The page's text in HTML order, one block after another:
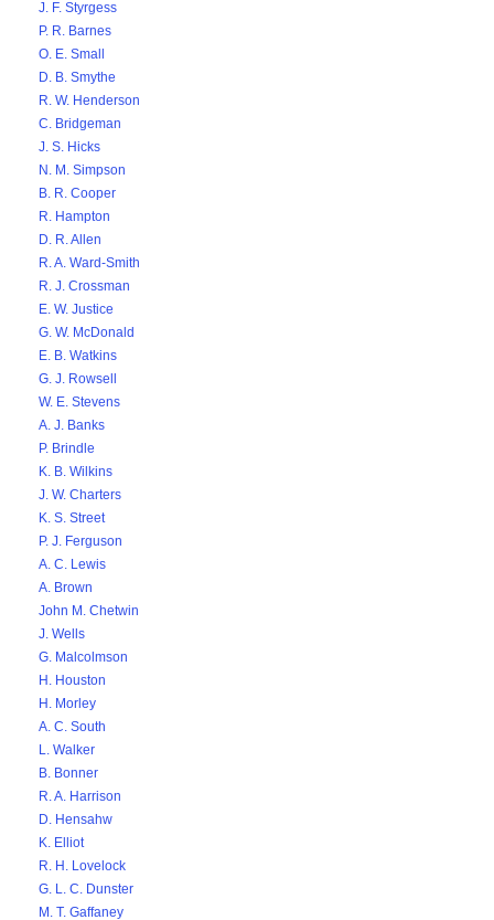
J. F. Styrgess
P. R. Barnes
O. E. Small
D. B. Smythe
R. W. Henderson
C. Bridgeman
J. S. Hicks
N. M. Simpson
B. R. Cooper
R. Hampton
D. R. Allen
R. A. Ward-Smith
R. J. Crossman
E. W. Justice
G. W. McDonald
E. B. Watkins
G. J. Rowsell
W. E. Stevens
A. J. Banks
P. Brindle
K. B. Wilkins
J. W. Charters
K. S. Street
P. J. Ferguson
A. C. Lewis
A. Brown
John M. Chetwin
J. Wells
G. Malcolmson
H. Houston
H. Morley
A. C. South
L. Walker
B. Bonner
R. A. Harrison
D. Hensahw
K. Elliot
R. H. Lovelock
G. L. C. Dunster
M. T. Gaffaney